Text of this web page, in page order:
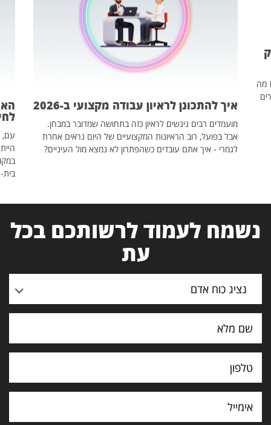
מה
איך להתכונן לראיון עבודה מקצועי ב-2026
מועמדים רבים ניגשים לראיון כזה בתחושה שמדובר במבחן.
אבל בפועל, רוב הראיונות המקצועיים של היום נראים אחרת
לגמרי - איך אתם עובדים כשהפתרון לא נמצא מול העיניים?
עם,
נשמח לעמוד לרשותכם בכל
עת
נציג כוח אדם